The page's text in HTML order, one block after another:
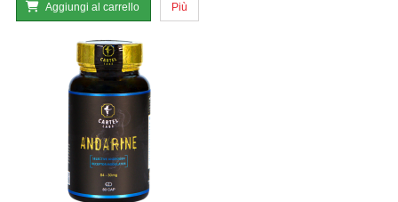
Aggiungi al carrello Più